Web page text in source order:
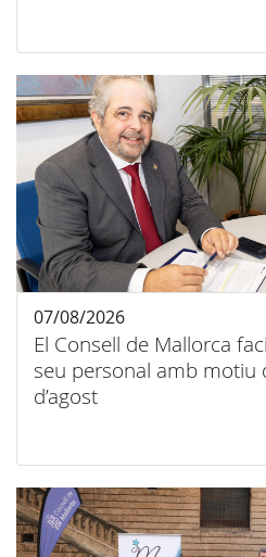
El Consell de Mallorca
seu personal amb motiu
d’agost
07/08/2026